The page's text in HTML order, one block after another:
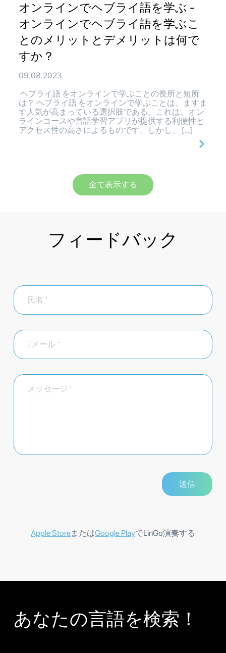
オンラインでヘブライ語を学ぶ -
オンラインでヘブライ語を学ぶこ
とのメリットとデメリットは何で
すか？
09.08.2023
ヘブライ語 をオンラインで学ぶことの長所と短所
は？ ヘブライ語 をオンラインで学ぶことは、ますま
す人気が高まっている選択肢である。これは、オン
ラインコースや言語学習アプリが提供する利便性と
アクセス性の高さによるものです。しかし、 […]
全て表示する
フィードバック
Apple StoreまたはGoogle PlayでLinGo演奏する
あなたの言語を検索！